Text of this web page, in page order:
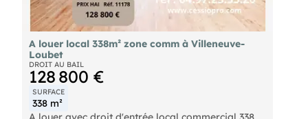
A louer local 338m² zone comm à Villeneuve-
Loubet
DROIT AU BAIL
128 800 €
SURFACE
338 m²